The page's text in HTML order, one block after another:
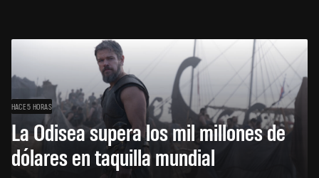
HACE 5 HORAS
La Odisea supera los mil millones de
dólares en taquilla mundial